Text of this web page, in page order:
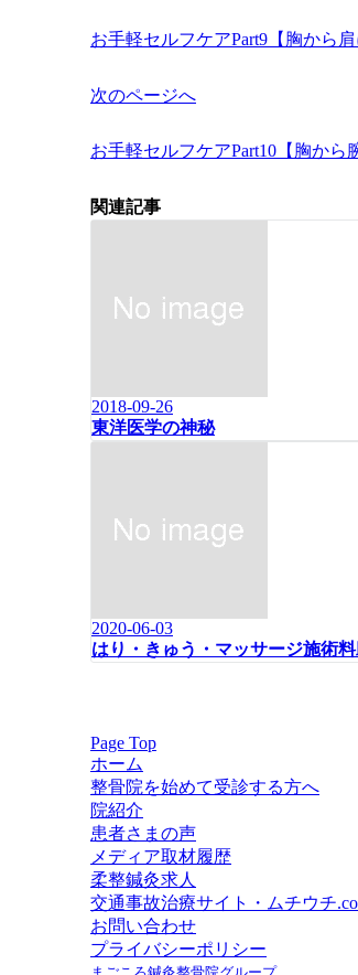
ナ
ビ
ー
ョ
お手軽セルフケアPart9【胸から肩
次のページへ
お手軽セルフケアPart10【胸から
関連記事
2018-09-26
東洋医学の神秘
2020-06-03
はり・きゅう・マッサージ施術
Page Top
ホーム
整骨院を始めて受診する方へ
院紹介
患者さまの声
メディア取材履歴
柔整鍼灸求人
交通事故治療サイト・ムチウチ
お問い合わせ
プライバシーポリシー